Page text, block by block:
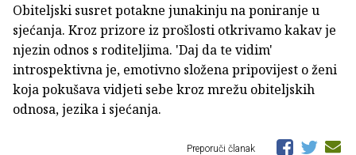
Obiteljski susret potakne junakinju na poniranje u
sjećanja. Kroz prizore iz prošlosti otkrivamo kakav je
njezin odnos s roditeljima. 'Daj da te vidim'
introspektivna je, emotivno složena pripovijest o ženi
koja pokušava vidjeti sebe kroz mrežu obiteljskih
odnosa, jezika i sjećanja.
Preporuči članak